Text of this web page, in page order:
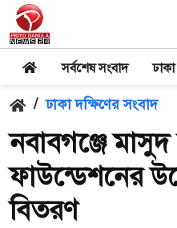
সর্বশেষ সংবাদ
/ ঢাকা দক্ষিণের সংবাদ
নবাবগঞ্জে
ফাউন্ডেশনের
বিতরণ